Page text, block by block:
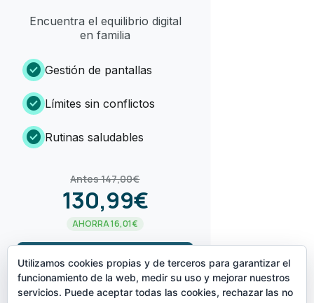
Encuentra el equilibrio digital
en familia
check_circle Gestión de pantallas
check_circle Límites sin conflictos
check_circle Rutinas saludables
Antes 147,00€
130,99€
AHORRA 16,01€
¡LO QUIERO!arrow_forward
Utilizamos cookies propias y de terceros para garantizar el
funcionamiento de la web, medir su uso y mejorar nuestros
servicios. Puede aceptar todas las cookies, rechazar las no